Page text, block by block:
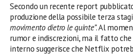
Secondo un recente report
produzione della possibile terza
movimento dietro le quinte”. Al
rumor e indiscrezioni, ma il fatto
interno suggerisce che Netflix